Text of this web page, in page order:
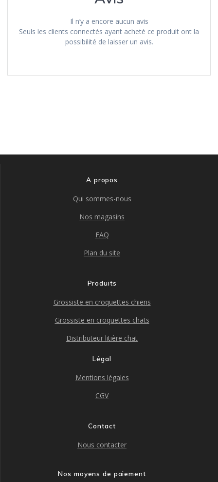
Il n’y a encore aucun avis
Seuls les clients connectés ayant acheté ce produit ont la
possibilité de laisser un avis.
A propos
Qui sommes-nous
Nos magasins
FAQ
Plan du site
Produits
Grossiste en croquettes chiens
Grossiste en croquettes chats
Distributeur litière chat
Légal
Mentions légales
CGV
Contact
Nous contacter
Nos moyens de paiement